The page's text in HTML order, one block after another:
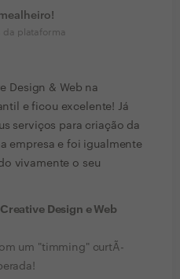
mealheiro!
da plataforma
Design & Web na
e ficou excelente! Já
serviços para criação da
empresa e foi igualmente
vivamente o seu
Design e Web
um "timming" curtÃ­